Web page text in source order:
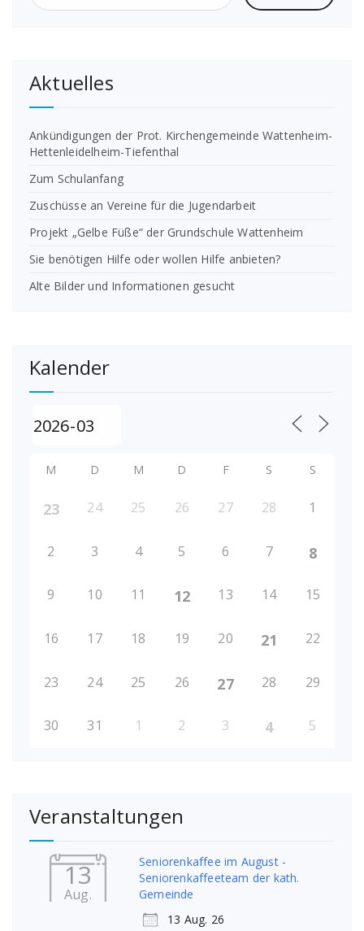
Aktuelles
Ankündigungen der Prot. Kirchengemeinde Wattenheim-
Hettenleidelheim-Tiefenthal
Zum Schulanfang
Zuschüsse an Vereine für die Jugendarbeit
Projekt „Gelbe Füße“ der Grundschule Wattenheim
Sie benötigen Hilfe oder wollen Hilfe anbieten?
Alte Bilder und Informationen gesucht
Kalender
M D M D F S S
23 24 25 26 27 28 1
2 3 4 5 6 7 8
9 10 11 12 13 14 15
16 17 18 19 20 21 22
23 24 25 26 27 28 29
30 31 1 2 3 4 5
Veranstaltungen
13
Aug.
Seniorenkaffee im August -
Seniorenkaffeeteam der kath.
Gemeinde
13 Aug. 26